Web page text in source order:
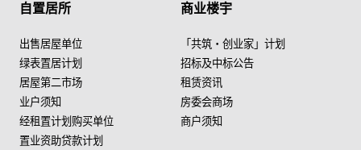
自置居所
出售居屋单位
绿表置居计划
居屋第二市场
业户须知
经租置计划购买单位
置业资助贷款计划
商业楼宇
「共筑・创业家」计划
招标及中标公告
租赁资讯
房委会商场
商户须知